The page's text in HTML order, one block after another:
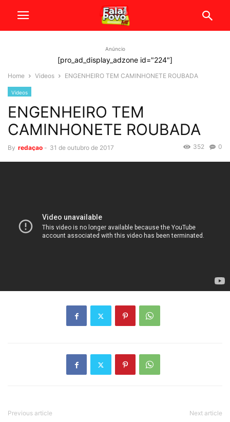
Anúncio
[pro_ad_display_adzone id="224"]
Home Videos ENGENHEIRO TEM CAMINHONETE ROUBADA
Videos
ENGENHEIRO TEM
CAMINHONETE ROUBADA
By redaçao - 31 de outubro de 2017 0
352
Previous article Next article